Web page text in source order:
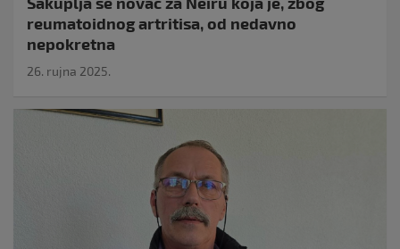
reumatoidnog artritisa, od nedavno
nepokretna
26. rujna 2025.